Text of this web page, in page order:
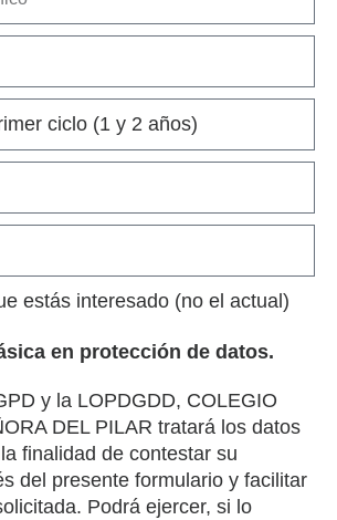
estás interesado (no el actual)
en protección de datos.
y la LOPDGDD, COLEGIO
DEL PILAR tratará los datos
finalidad de contestar su
del presente formulario y facilitar
Podrá ejercer, si lo